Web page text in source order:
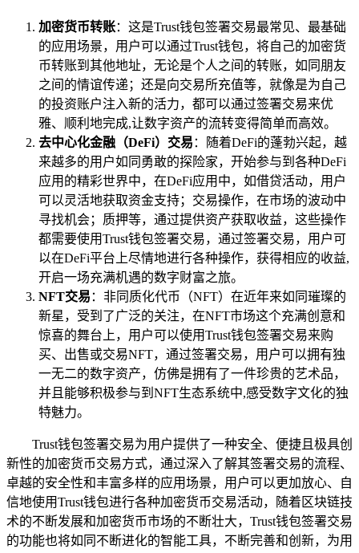
加密货币转账：这是Trust钱包签署交易最常见、最基础
的应用场景，用户可以通过Trust钱包，将自己的加密货
币转账到其他地址，无论是个人之间的转账，如同朋友
之间的情谊传递；还是向交易所充值等，就像是为自己
的投资账户注入新的活力，都可以通过签署交易来优
雅、顺利地完成,让数字资产的流转变得简单而高效。
去中心化金融（DeFi）交易 ：随着DeFi的蓬勃兴起，越
来越多的用户如同勇敢的探险家，开始参与到各种DeFi
应用的精彩世界中，在DeFi应用中，如借贷活动，用户
可以灵活地获取资金支持；交易操作，在市场的波动中
寻找机会；质押等，通过提供资产获取收益，这些操作
都需要使用Trust钱包签署交易，通过签署交易，用户可
以在DeFi平台上尽情地进行各种操作，获得相应的收益,
开启一场充满机遇的数字财富之旅。
NFT交易 ：非同质化代币（NFT）在近年来如同璀璨的
新星，受到了广泛的关注，在NFT市场这个充满创意和
惊喜的舞台上，用户可以使用Trust钱包签署交易来购
买、出售或交易NFT，通过签署交易，用户可以拥有独
一无二的数字资产，仿佛是拥有了一件珍贵的艺术品，
并且能够积极参与到NFT生态系统中,感受数字文化的独
特魅力。
Trust钱包签署交易为用户提供了一种安全、便捷且极具创
新性的加密货币交易方式，通过深入了解其签署交易的流程、
卓越的安全性和丰富多样的应用场景，用户可以更加放心、自
信地使用Trust钱包进行各种加密货币交易活动，随着区块链技
术的不断发展和加密货币市场的不断壮大，Trust钱包签署交易
的功能也将如同不断进化的智能工具，不断完善和创新，为用